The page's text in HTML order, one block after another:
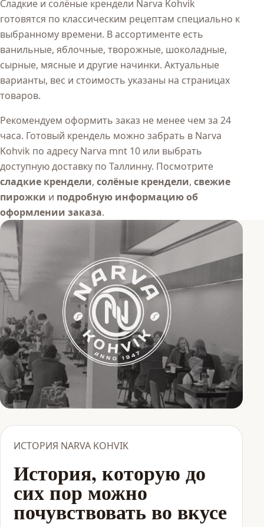
Сладкие и солёные крендели Narva Kohvik
готовятся по классическим рецептам специально к
выбранному времени. В ассортименте есть
ванильные, яблочные, творожные, шоколадные,
сырные, мясные и другие начинки. Актуальные
варианты, вес и стоимость указаны на страницах
товаров.
Рекомендуем оформить заказ не менее чем за 24
часа. Готовый крендель можно забрать в Narva
Kohvik по адресу Narva mnt 10 или выбрать
доступную доставку по Таллинну. Посмотрите
сладкие крендели, солёные крендели, свежие
пирожки и подробную информацию об
оформлении заказа.
ИСТОРИЯ NARVA KOHVIK
История, которую до
сих пор можно
почувствовать во вкусе